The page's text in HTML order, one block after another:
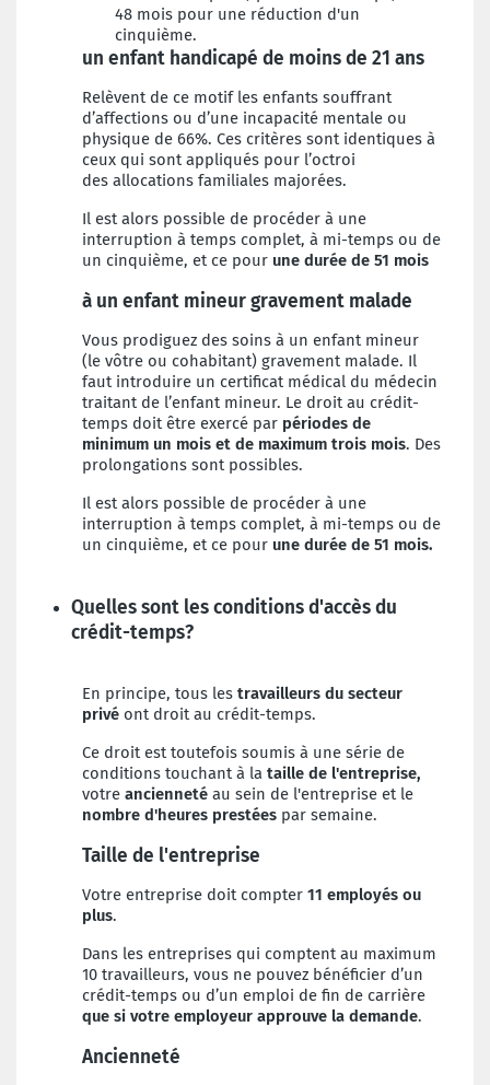
48 mois pour une réduction d'un
cinquième.
un enfant handicapé de moins de 21 ans
Relèvent de ce motif les enfants souffrant
d’affections ou d’une incapacité mentale ou
physique de 66%. Ces critères sont identiques à
ceux qui sont appliqués pour l’octroi
des allocations familiales majorées.
Il est alors possible de procéder à une
interruption à temps complet, à mi-temps ou de
un cinquième, et ce pour une durée de 51 mois
à un enfant mineur gravement malade
Vous prodiguez des soins à un enfant mineur
(le vôtre ou cohabitant) gravement malade. Il
faut introduire un certificat médical du médecin
traitant de l’enfant mineur. Le droit au crédit-
temps doit être exercé par périodes de
minimum un mois et de maximum trois mois. Des
prolongations sont possibles.
Il est alors possible de procéder à une
interruption à temps complet, à mi-temps ou de
un cinquième, et ce pour une durée de 51 mois.
Quelles sont les conditions d'accès du
crédit-temps?
En principe, tous les travailleurs du secteur
privé ont droit au crédit-temps.
Ce droit est toutefois soumis à une série de
conditions touchant à la taille de l'entreprise,
votre ancienneté au sein de l'entreprise et le
nombre d'heures prestées par semaine.
Taille de l'entreprise
Votre entreprise doit compter 11 employés ou
plus.
Dans les entreprises qui comptent au maximum
10 travailleurs, vous ne pouvez bénéficier d’un
crédit-temps ou d’un emploi de fin de carrière
que si votre employeur approuve la demande.
Ancienneté